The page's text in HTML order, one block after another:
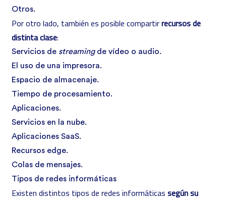
Otros.
Por otro lado, también es posible compartirrecursos de
distinta clase:
Servicios de streamingde vídeo o audio.
El uso de una impresora.
Espacio de almacenaje.
Tiempo de procesamiento.
Aplicaciones.
Servicios en la nube.
Aplicaciones SaaS.
Recursos edge.
Colas de mensajes.
Tipos de redes informáticas
Existen distintos tipos de redes informáticas según su